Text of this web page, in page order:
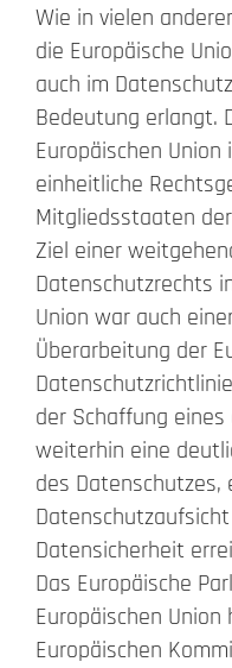
Beschwerde
Kontakt
Search
for:
Wie in vielen
die Europäische
auch im
Bedeutung erlangt.
Europäischen
einheitliche
Mitgliedsstaaten
Ziel einer
Datenschutzrechts
Union war auch
Überarbeitung der
der Schaffung
weiterhin eine
des
Datensicherheit
Das Europäische
Europäischen
Europäischen